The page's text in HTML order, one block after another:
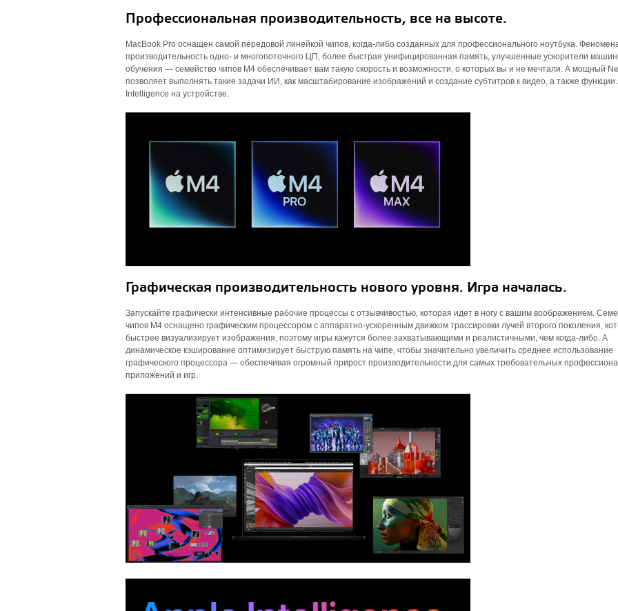
Профессиональная производительность, все на высоте.
MacBook Pro оснащен самой передовой линейкой чипов, когда-либо созданных для профессионального ноутбука.
производительность одно- и многопоточного ЦП, более быстрая унифицированная память, улучшенные ускорители
обучения — семейство чипов M4 обеспечивает вам такую ​​скорость и возможности, о которых вы и не мечтали. А мощный
позволяет выполнять такие задачи ИИ, как масштабирование изображений и создание субтитров к видео, а также функции
Intelligence на устройстве.
Графическая производительность нового уровня. Игра началась.
Запускайте графически интенсивные рабочие процессы с отзывчивостью, которая идет в ногу с вашим воображением.
чипов M4 оснащено графическим процессором с аппаратно-ускоренным движком трассировки лучей второго поколения,
быстрее визуализирует изображения, поэтому игры кажутся более захватывающими и реалистичными, чем когда-либо. А
динамическое кэширование оптимизирует быструю память на чипе, чтобы значительно увеличить среднее использование
графического процессора — обеспечивая огромный прирост производительности для самых требовательных
приложений и игр.